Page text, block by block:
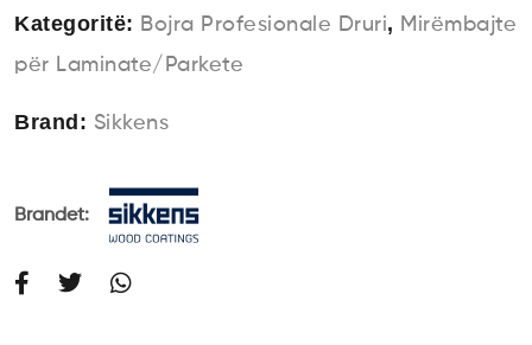
Kategoritë: Bojra Profesionale Druri, Mirëmbajte
për Laminate/Parkete
Brand: Sikkens
Brandet: